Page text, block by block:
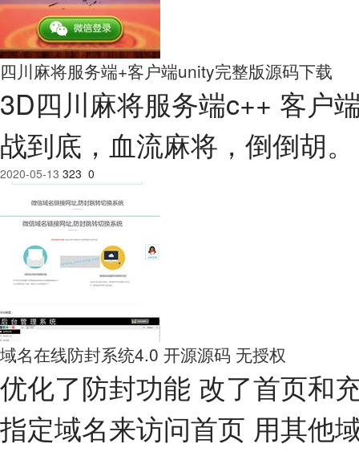
四川麻将服务端+客户端unity完整版源码下载
3D四川麻将服务端c++ 客户
战到底，血流麻将，倒倒胡。
2020-05-13 323 0
域名在线防封系统4.0 开源源码 无授权
优化了防封功能 改了首页和
指定域名来访问首页 用其他